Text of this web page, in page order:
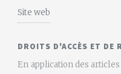
Site web
DROITS D'ACCÈS ET DE
En application des